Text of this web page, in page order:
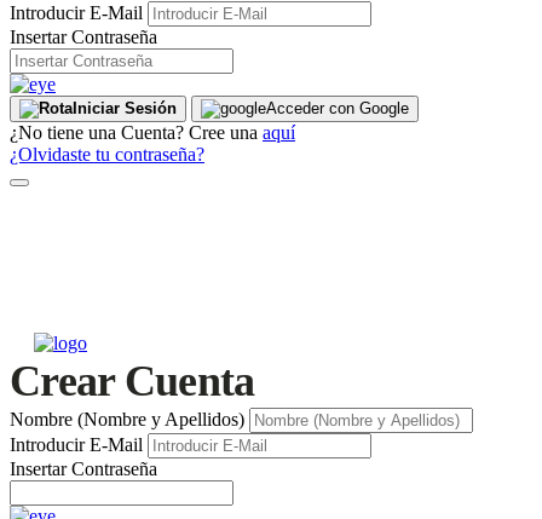
Introducir E-Mail
Insertar Contraseña
Iniciar Sesión Acceder con Google
¿No tiene una Cuenta? Cree una aquí
¿Olvidaste tu contraseña?
Crear Cuenta
Nombre (Nombre y Apellidos)
Introducir E-Mail
Insertar Contraseña